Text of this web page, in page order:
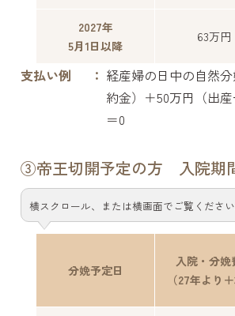
2027年
5月1日以降
63万円
支払い例
経産婦の日中の自然
約金）＋50万円（出
＝0
③帝王切開予定の方 入院期
横スクロール、または横画面でご覧ください
分娩予定日
入院・分娩
（27年より＋